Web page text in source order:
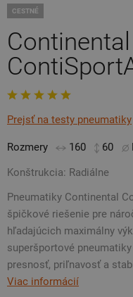
CESTNÉ
Continental
Prejsť na testy pneumatiky
Rozmery 160 60
Konštrukcia: Radiálne
Pneumatiky Continental
špičkové riešenie pre
hľadajúcich maximálny
superšportové
presnosť, priľnavosť a
Viac informácií